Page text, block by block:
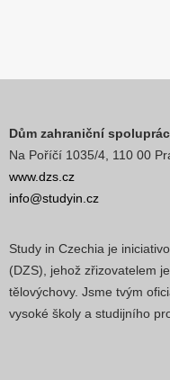
Dům zahraniční
Na Poříčí 1035/4, 110 00
www.dzs.cz
info@studyin.cz
Study in Czechia je
(DZS), jehož zřizovatelem
tělovýchovy. Jsme tvým
vysoké školy a studijního